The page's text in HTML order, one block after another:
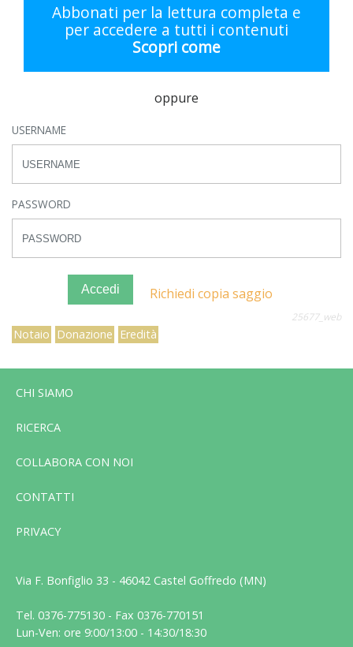
Abbonati per la lettura completa e
per accedere a tutti i contenuti
Scopri come
oppure
USERNAME
PASSWORD
Accedi Richiedi copia saggio
25677_web
Notaio Donazione Eredità
CHI SIAMO
RICERCA
COLLABORA CON NOI
CONTATTI
PRIVACY
Via F. Bonfiglio 33 - 46042 Castel Goffredo (MN)
Tel. 0376-775130 - Fax 0376-770151
Lun-Ven: ore 9:00/13:00 - 14:30/18:30